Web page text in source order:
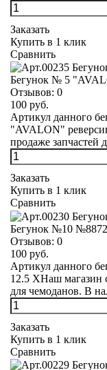
Заказать
Купить в 1 клик
Сравнить
Бегунок № 5
Отзывов: 0
100 руб.
Артикул данного
"AVALON"
продаже запчастей
Заказать
Купить в 1 клик
Сравнить
Бегунок №10 №8872
Отзывов: 0
100 руб.
Артикул данного
12.5 XНаш магазин
для чемоданов. В
Заказать
Купить в 1 клик
Сравнить